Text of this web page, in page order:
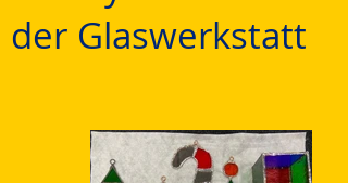
der Glaswerkstatt